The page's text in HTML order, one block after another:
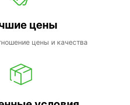
цены
цены и качества